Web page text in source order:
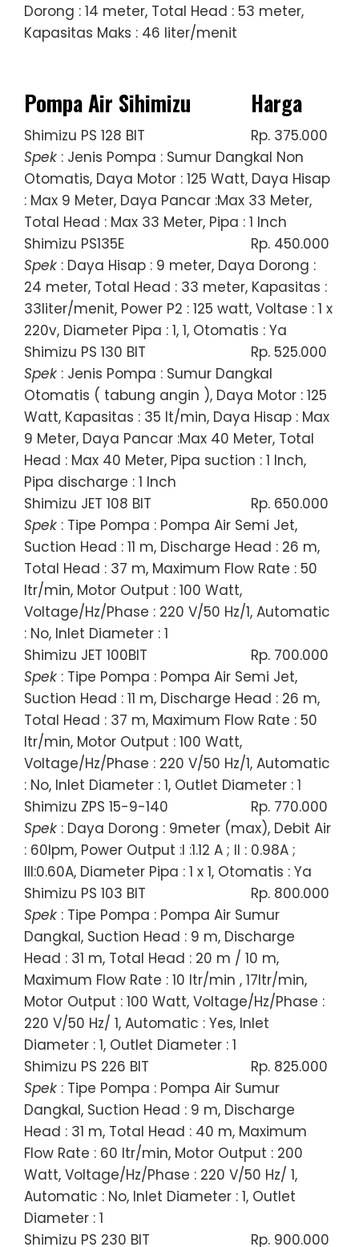
Dorong : 14 meter, Total Head : 53 meter,
Kapasitas Maks : 46 liter/menit
Pompa Air Sihimizu Harga
Shimizu PS 128 BIT
Rp. 375.000
Spek : Jenis Pompa : Sumur Dangkal Non
Otomatis, Daya Motor : 125 Watt, Daya Hisap
: Max 9 Meter, Daya Pancar :Max 33 Meter,
Total Head : Max 33 Meter, Pipa : 1 Inch
Shimizu PS135E
Rp. 450.000
Spek : Daya Hisap : 9 meter, Daya Dorong :
24 meter, Total Head : 33 meter, Kapasitas :
33liter/menit, Power P2 : 125 watt, Voltase : 1 x
220v, Diameter Pipa : 1, 1, Otomatis : Ya
Shimizu PS 130 BIT
Rp. 525.000
Spek : Jenis Pompa : Sumur Dangkal
Otomatis ( tabung angin ), Daya Motor : 125
Watt, Kapasitas : 35 lt/min, Daya Hisap : Max
9 Meter, Daya Pancar :Max 40 Meter, Total
Head : Max 40 Meter, Pipa suction : 1 Inch,
Pipa discharge : 1 Inch
Shimizu JET 108 BIT
Rp. 650.000
Spek : Tipe Pompa : Pompa Air Semi Jet,
Suction Head : 11 m, Discharge Head : 26 m,
Total Head : 37 m, Maximum Flow Rate : 50
ltr/min, Motor Output : 100 Watt,
Voltage/Hz/Phase : 220 V/50 Hz/1, Automatic
: No, Inlet Diameter : 1
Shimizu JET 100BIT
Rp. 700.000
Spek : Tipe Pompa : Pompa Air Semi Jet,
Suction Head : 11 m, Discharge Head : 26 m,
Total Head : 37 m, Maximum Flow Rate : 50
ltr/min, Motor Output : 100 Watt,
Voltage/Hz/Phase : 220 V/50 Hz/1, Automatic
: No, Inlet Diameter : 1, Outlet Diameter : 1
Shimizu ZPS 15-9-140
Rp. 770.000
Spek : Daya Dorong : 9meter (max), Debit Air
: 60lpm, Power Output :I :1.12 A ; II : 0.98A ;
III:0.60A, Diameter Pipa : 1 x 1, Otomatis : Ya
Shimizu PS 103 BIT
Rp. 800.000
Spek : Tipe Pompa : Pompa Air Sumur
Dangkal, Suction Head : 9 m, Discharge
Head : 31 m, Total Head : 20 m / 10 m,
Maximum Flow Rate : 10 ltr/min , 17ltr/min,
Motor Output : 100 Watt, Voltage/Hz/Phase :
220 V/50 Hz/ 1, Automatic : Yes, Inlet
Diameter : 1, Outlet Diameter : 1
Shimizu PS 226 BIT
Rp. 825.000
Spek : Tipe Pompa : Pompa Air Sumur
Dangkal, Suction Head : 9 m, Discharge
Head : 31 m, Total Head : 40 m, Maximum
Flow Rate : 60 ltr/min, Motor Output : 200
Watt, Voltage/Hz/Phase : 220 V/50 Hz/ 1,
Automatic : No, Inlet Diameter : 1, Outlet
Diameter : 1
Shimizu PS 230 BIT
Rp. 900.000